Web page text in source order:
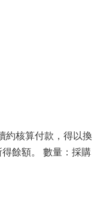
約核算付款，得以換
餘額。 數量：採購